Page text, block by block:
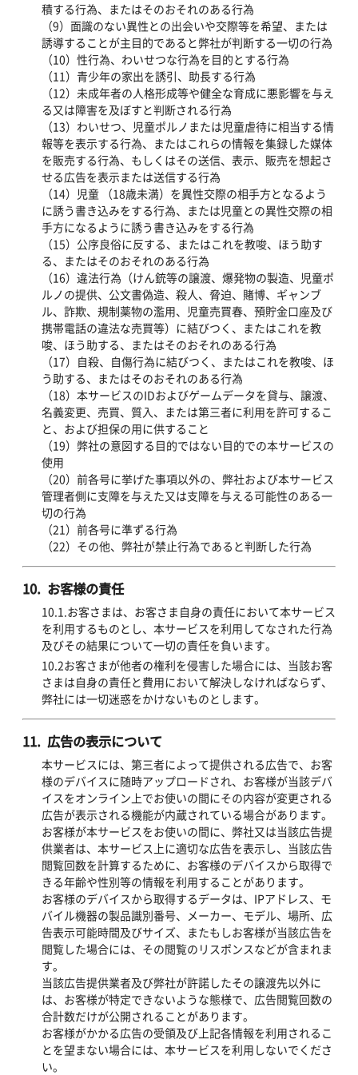
積する行為、またはそのおそれのある行為
（9）面識のない異性との出会いや交際等を希望、または
誘導することが主目的であると弊社が判断する一切の行為
（10）性行為、わいせつな行為を目的とする行為
（11）青少年の家出を誘引、助長する行為
（12）未成年者の人格形成等や健全な育成に悪影響を与え
る又は障害を及ぼすと判断される行為
（13）わいせつ、児童ポルノまたは児童虐待に相当する情
報等を表示する行為、またはこれらの情報を集録した媒体
を販売する行為、もしくはその送信、表示、販売を想起さ
せる広告を表示または送信する行為
（14）児童 （18歳未満）を異性交際の相手方となるよう
に誘う書き込みをする行為、または児童との異性交際の相
手方になるように誘う書き込みをする行為
（15）公序良俗に反する、またはこれを教唆、ほう助す
る、またはそのおそれのある行為
（16）違法行為（けん銃等の譲渡、爆発物の製造、児童ポ
ルノの提供、公文書偽造、殺人、脅迫、賭博、ギャンブ
ル、詐欺、規制薬物の濫用、児童売買春、預貯金口座及び
携帯電話の違法な売買等）に結びつく、またはこれを教
唆、ほう助する、またはそのおそれのある行為
（17）自殺、自傷行為に結びつく、またはこれを教唆、ほ
う助する、またはそのおそれのある行為
（18）本サービスのIDおよびゲームデータを貸与、譲渡、
名義変更、売買、質入、または第三者に利用を許可するこ
と、および担保の用に供すること
（19）弊社の意図する目的ではない目的での本サービスの
使用
（20）前各号に挙げた事項以外の、弊社および本サービス
管理者側に支障を与えた又は支障を与える可能性のある一
切の行為
（21）前各号に準ずる行為
（22）その他、弊社が禁止行為であると判断した行為
10. お客様の責任
10.1.お客さまは、お客さま自身の責任において本サービス
を利用するものとし、本サービスを利用してなされた行為
及びその結果について一切の責任を負います。
10.2お客さまが他者の権利を侵害した場合には、当該お客
さまは自身の責任と費用において解決しなければならず、
弊社には一切迷惑をかけないものとします。
11. 広告の表示について
本サービスには、第三者によって提供される広告で、お客
様のデバイスに随時アップロードされ、お客様が当該デバ
イスをオンライン上でお使いの間にその内容が変更される
広告が表示される機能が内蔵されている場合があります。
お客様が本サービスをお使いの間に、弊社又は当該広告提
供業者は、本サービス上に適切な広告を表示し、当該広告
閲覧回数を計算するために、お客様のデバイスから取得で
きる年齢や性別等の情報を利用することがあります。
お客様のデバイスから取得するデータは、IPアドレス、モ
バイル機器の製品識別番号、メーカー、モデル、場所、広
告表示可能時間及びサイズ、またもしお客様が当該広告を
閲覧した場合には、その閲覧のリスポンスなどが含まれま
す。
当該広告提供業者及び弊社が許諾したその譲渡先以外に
は、お客様が特定できないような態様で、広告閲覧回数の
合計数だけが公開されることがあります。
お客様がかかる広告の受領及び上記各情報を利用されるこ
とを望まない場合には、本サービスを利用しないでくださ
い。